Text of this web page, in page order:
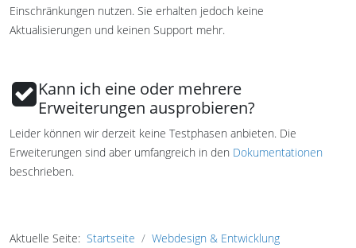
Einschränkungen nutzen. Sie erhalten jedoch keine
Aktualisierungen und keinen Support mehr.
Kann ich eine oder mehrere
Erweiterungen ausprobieren?
Leider können wir derzeit keine Testphasen anbieten. Die
Erweiterungen sind aber umfangreich in den Dokumentationen
beschrieben.
Aktuelle Seite: Startseite
Webdesign & Entwicklung